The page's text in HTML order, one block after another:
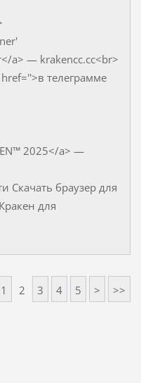
a> — krakencc.cc<br>
телеграмме
2025</a> —
Скачать браузер для
для
1 2 3 4 5 > >>